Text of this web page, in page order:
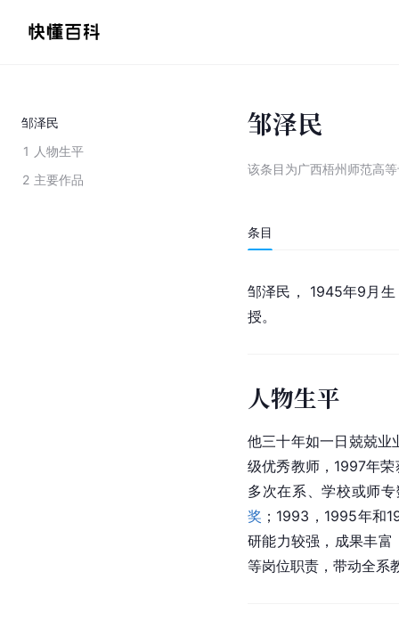
邹泽民
1 人物生平
2 主要作品
邹泽民
该条目为广西梧州师范高
条目
邹泽民， 1945年9月
授。
人物生平
他三十年如一日兢兢业
级优秀教师，1997年
多次在系、学校或师
奖 ；1993，1995年和
研能力较强，成果丰富
等岗位职责，带动全系